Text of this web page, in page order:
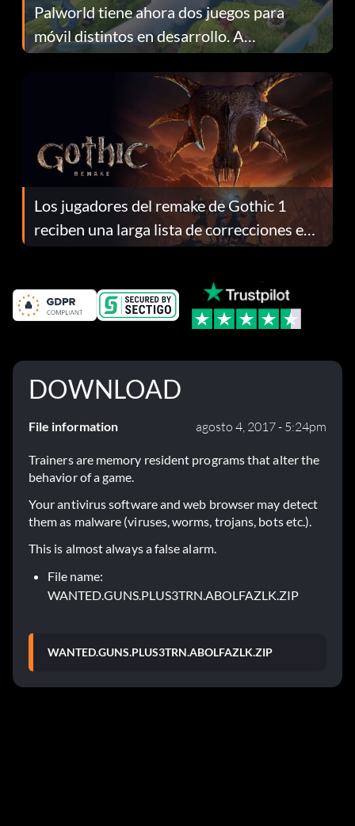
Palworld tiene ahora dos juegos para
móvil distintos en desarrollo. A
continuación te explicamos por qué.
Los jugadores del remake de Gothic 1
reciben una larga lista de correcciones en
el parche 1.0.4
DOWNLOAD
File information agosto 4, 2017 - 5:24pm
Trainers are memory resident programs that alter the
behavior of a game.
Your antivirus software and web browser may detect
them as malware (viruses, worms, trojans, bots etc.).
This is almost always a false alarm.
File name:
WANTED.GUNS.PLUS3TRN.ABOLFAZLK.ZIP
WANTED.GUNS.PLUS3TRN.ABOLFAZLK.ZIP